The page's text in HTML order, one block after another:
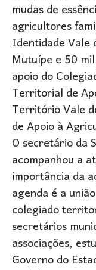
mudas de
agricultores
Identidade Vale
Mutuípe e 50
apoio do
Territorial de
Território Vale
de Apoio à
O secretário da
acompanhou a
importância da
agenda é a
colegiado
secretários
associações,
Governo do